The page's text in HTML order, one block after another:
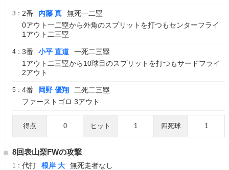
3： 2番 内藤 真
無死一二塁
0アウト一二塁から外角のスプリットを打つもセンターフライ
1アウト二三塁
4： 3番 小平 直道
一死二三塁
1アウト二三塁から10球目のスプリットを打つもサードフライ
2アウト
5： 4番 岡野 優翔
二死二三塁
ファーストゴロ 3アウト
得点 0 ヒット 1 四死球 1
8回表山梨FWの攻撃
1： 代打 根岸 大
無死走者なし